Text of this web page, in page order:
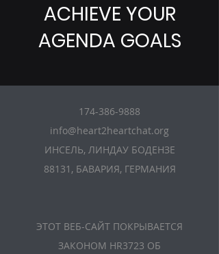
ACHIEVE YOUR
AGENDA GOALS
174-386-9888
info@heart2heartchat.org
ИНСЕЛЬ, ЛИНДАУ БОДЕНЗЕ
88131, БАВАРИЯ, ГЕРМАНИЯ
ЭТОТ ВЕБ-САЙТ ПОКРЫВАЕТСЯ
ЗАКОНОМ HR3723 ОБ